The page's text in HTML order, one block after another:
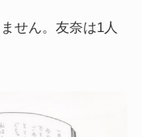
せん。友奈は1人